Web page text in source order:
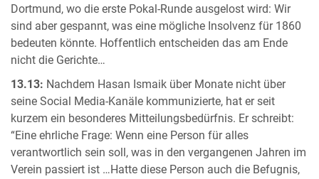
Dortmund, wo die erste Pokal-Runde ausgelost wird: Wir
sind aber gespannt, was eine mögliche Insolvenz für 1860
bedeuten könnte. Hoffentlich entscheiden das am Ende
nicht die Gerichte…
13.13: Nachdem Hasan Ismaik über Monate nicht über
seine Social Media-Kanäle kommunizierte, hat er seit
kurzem ein besonderes Mitteilungsbedürfnis. Er schreibt:
“Eine ehrliche Frage: Wenn eine Person für alles
verantwortlich sein soll, was in den vergangenen Jahren im
Verein passiert ist …Hatte diese Person auch die Befugnis,